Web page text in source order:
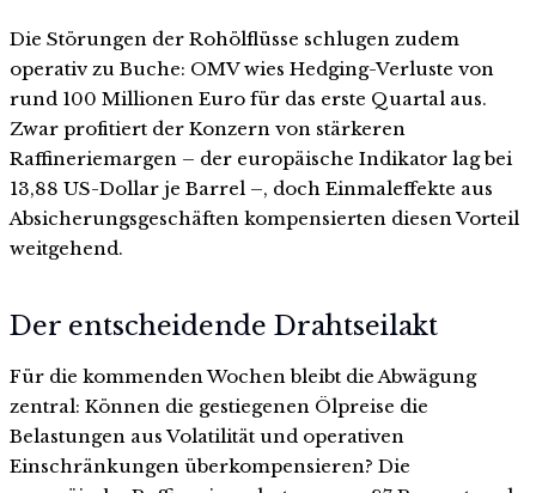
Die Störungen der Rohölflüsse schlugen zudem
operativ zu Buche: OMV wies Hedging-Verluste von
rund 100 Millionen Euro für das erste Quartal aus.
Zwar profitiert der Konzern von stärkeren
Raffineriemargen – der europäische Indikator lag bei
13,88 US-Dollar je Barrel –, doch Einmaleffekte aus
Absicherungsgeschäften kompensierten diesen Vorteil
weitgehend.
Der entscheidende Drahtseilakt
Für die kommenden Wochen bleibt die Abwägung
zentral: Können die gestiegenen Ölpreise die
Belastungen aus Volatilität und operativen
Einschränkungen überkompensieren? Die